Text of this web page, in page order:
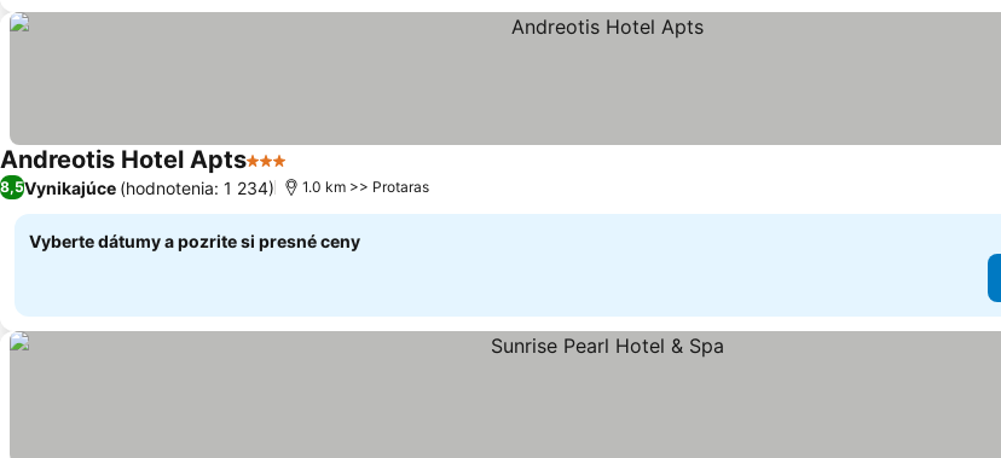
Andreotis Hotel Apts3 Počet hviezdičiek
8,5Vynikajúce (hodnotenia: 1 234) 1.0 km >> Protaras
Vyberte dátumy a pozrite si presné ceny